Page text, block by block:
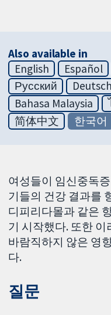
Also available in
English
Español
Русский
Deutsch
Bahasa Malaysia
简体中文
한국어
여성들이 임신중독
기들의 건강 결과를
디피리다몰과 같은
기 시작했다. 또한
바람직하지 않은 영
다.
질문